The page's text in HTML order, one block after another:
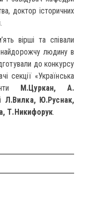
доктор історичних
.
вірші та співали
найдорожчу людину в
до конкурсу
секції «Українська
М.Цуркан, А.
Л.Вилка, Ю.Руснак,
Т.Никифорук.